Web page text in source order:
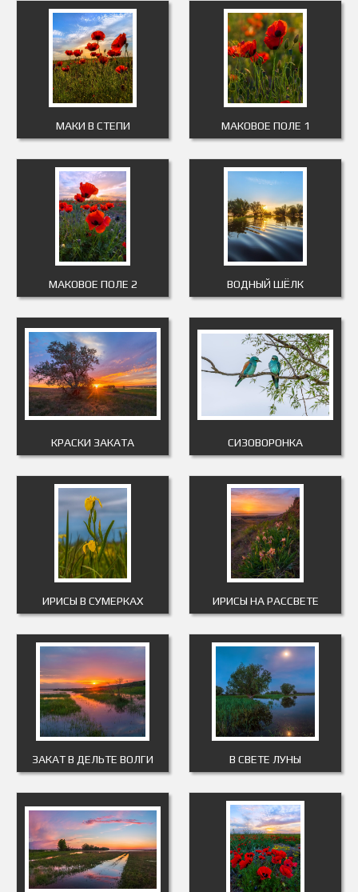
МАКИ В СТЕПИ МАКОВОЕ ПОЛЕ 1
МАКОВОЕ ПОЛЕ 2 ВОДНЫЙ ШЁЛК
КРАСКИ ЗАКАТА СИЗОВОРОНКА
ИРИСЫ В СУМЕРКАХ ИРИСЫ НА РАССВЕТЕ
ЗАКАТ В ДЕЛЬТЕ ВОЛГИ В СВЕТЕ ЛУНЫ